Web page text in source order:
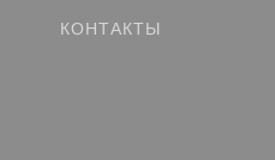
КОНТАКТЫ